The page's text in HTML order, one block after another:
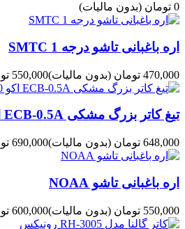
0 تومان (بدون مالیات)
اره باغبانی تاشو درجه 1 SMTC
470,000 تومان (بدون مالیات)550,000 تومان
تیغ کاتر بزرگ مشکی ECB-0.5A اکو 50 عددی
648,000 تومان (بدون مالیات)690,000 تومان
اره باغبانی تاشو NOAA
550,000 تومان (بدون مالیات)600,000 تومان